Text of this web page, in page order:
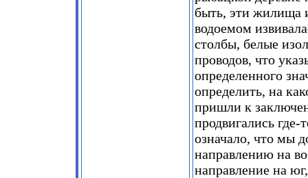
быть, эти жилища
водоемом
столбы, белые
проводов, что
определенного
определить, на
пришли к
продвигались где-
означало, что мы
направлению на
направление на